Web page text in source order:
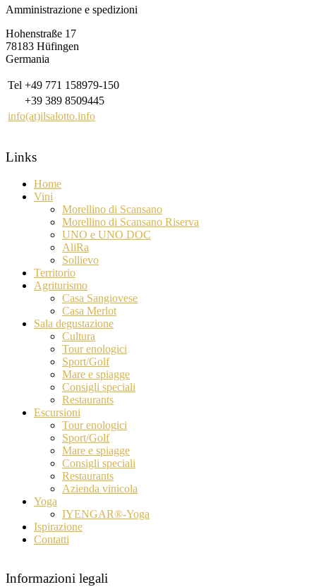
Amministrazione e spedizioni
Hohenstraße 17
78183 Hüfingen
Germania
Tel +49 771 158979-150
+39 389 8509445
info(at)ilsalotto.info
Links
Home
Vini
Morellino di Scansano
Morellino di Scansano Riserva
UNO e UNO DOC
AliRa
Sollievo
Territorio
Agriturismo
Casa Sangiovese
Casa Merlot
Sala degustazione
Cultura
Tour enologici
Sport/Golf
Mare e spiagge
Consigli speciali
Restaurants
Escursioni
Tour enologici
Sport/Golf
Mare e spiagge
Consigli speciali
Restaurants
Azienda vinicola
Yoga
IYENGAR®-Yoga
Ispirazione
Contatti
Informazioni legali